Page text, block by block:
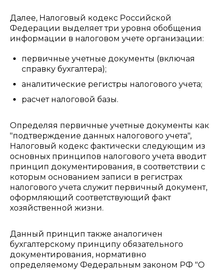
Далее, Налоговый кодекс Российской
Федерации выделяет три уровня обобщения
информации в налоговом учете организации:
первичные учетные документы (включая
справку бухгалтера);
аналитические регистры налогового учета;
расчет налоговой базы.
Определяя первичные учетные документы как
"подтверждение данных налогового учета",
Налоговый кодекс фактически следующим из
основных принципов налогового учета вводит
принцип документирования, в соответствии с
которым основанием записи в регистрах
налогового учета служит первичный документ,
оформляющий соответствующий факт
хозяйственной жизни.
Данный принцип также аналогичен
бухгалтерскому принципу обязательного
документирования, нормативно
определяемому Федеральным законом РФ "О